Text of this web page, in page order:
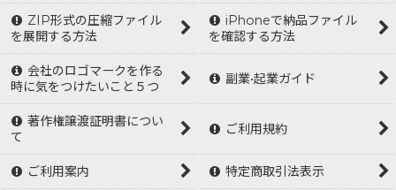
ZIP形式の圧縮ファイル
を展開する方法
iPhoneで納品ファイル
を確認する方法
会社のロゴマークを作る
時に気をつけたいこと５つ
副業•起業ガイド
著作権譲渡証明書につい
て
ご利用規約
ご利用案内 特定商取引法表示